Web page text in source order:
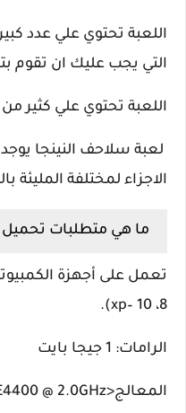
اللعبة تحتوي علي عدد
التي يجب عليك ان تقوم
اللعبة تحتوي علي كثير من
لعبة سلاحف النينجا
الاجزاء لمختلفة المليئة
ما هي متطلبات تحميل
8، 10 –xp).
الرامات: 1 جيجا بايت
المعالج<Intel® Core™ 2 Duo E4400 @ 2.0GHz